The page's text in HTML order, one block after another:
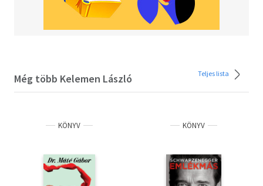
Még több Kelemen László Teljes lista
KÖNYV KÖNYV